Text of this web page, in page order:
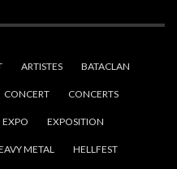
ARTISTES BATACLAN
CONCERT CONCERTS
EXPO EXPOSITION
METAL HELLFEST